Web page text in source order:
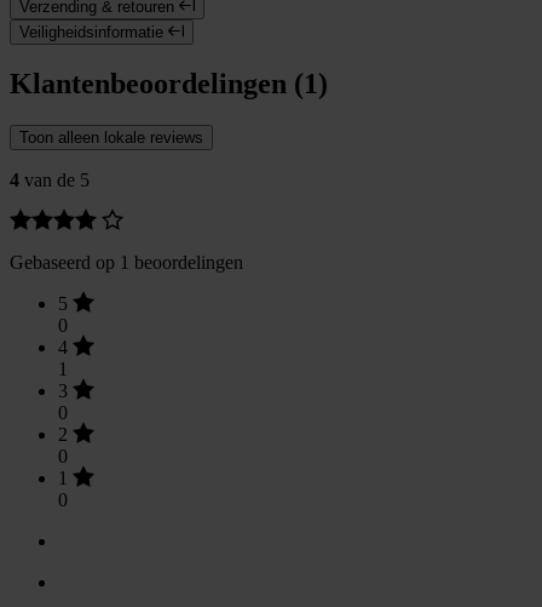
Verzending & retouren
Veiligheidsinformatie
Klantenbeoordelingen (1)
Toon alleen lokale reviews
4 van de 5
Gebaseerd op 1 beoordelingen
5
0
4
1
3
0
2
0
1
0